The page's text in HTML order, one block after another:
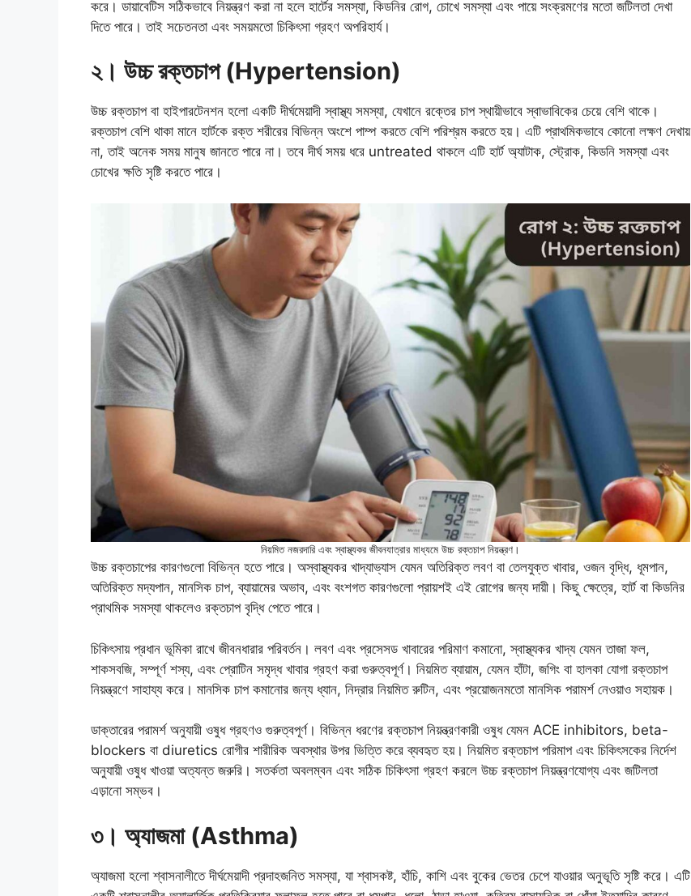
করে। ডায়াবেটিস সঠিকভাবে নিয়ন্ত্রণ করা না হলে হার্টের সমস্যা, কিডনির রোগ, চোখে সমস্যা এবং পায়ে সংক্রমণের মতো জটিলতা দেখা
দিতে পারে। তাই সচেতনতা এবং সময়মতো চিকিৎসা গ্রহণ অপরিহার্য।
২। উচ্চ রক্তচাপ (Hypertension)
উচ্চ রক্তচাপ বা হাইপারটেনশন হলো একটি দীর্ঘমেয়াদী স্বাস্থ্য সমস্যা, যেখানে রক্তের চাপ স্থায়ীভাবে স্বাভাবিকের চেয়ে বেশি থাকে।
রক্তচাপ বেশি থাকা মানে হার্টকে রক্ত শরীরের বিভিন্ন অংশে পাম্প করতে বেশি পরিশ্রম করতে হয়। এটি প্রাথমিকভাবে কোনো লক্ষণ দেখায়
না, তাই অনেক সময় মানুষ জানতে পারে না। তবে দীর্ঘ সময় ধরে untreated থাকলে এটি হার্ট অ্যাটাক, স্ট্রোক, কিডনি সমস্যা এবং
চোখের ক্ষতি সৃষ্টি করতে পারে।
নিয়মিত নজরদারি এবং স্বাস্থ্যকর জীবনযাত্রার মাধ্যমে উচ্চ রক্তচাপ নিয়ন্ত্রণ।
উচ্চ রক্তচাপের কারণগুলো বিভিন্ন হতে পারে। অস্বাস্থ্যকর খাদ্যাভ্যাস যেমন অতিরিক্ত লবণ বা তেলযুক্ত খাবার, ওজন বৃদ্ধি, ধূমপান,
অতিরিক্ত মদ্যপান, মানসিক চাপ, ব্যায়ামের অভাব, এবং বংশগত কারণগুলো প্রায়শই এই রোগের জন্য দায়ী। কিছু ক্ষেত্রে, হার্ট বা কিডনির
প্রাথমিক সমস্যা থাকলেও রক্তচাপ বৃদ্ধি পেতে পারে।
চিকিৎসায় প্রধান ভূমিকা রাখে জীবনধারার পরিবর্তন। লবণ এবং প্রসেসড খাবারের পরিমাণ কমানো, স্বাস্থ্যকর খাদ্য যেমন তাজা ফল,
শাকসবজি, সম্পূর্ণ শস্য, এবং প্রোটিন সমৃদ্ধ খাবার গ্রহণ করা গুরুত্বপূর্ণ। নিয়মিত ব্যায়াম, যেমন হাঁটা, জগিং বা হালকা যোগা রক্তচাপ
নিয়ন্ত্রণে সাহায্য করে। মানসিক চাপ কমানোর জন্য ধ্যান, নিদ্রার নিয়মিত রুটিন, এবং প্রয়োজনমতো মানসিক পরামর্শ নেওয়াও সহায়ক।
ডাক্তারের পরামর্শ অনুযায়ী ওষুধ গ্রহণও গুরুত্বপূর্ণ। বিভিন্ন ধরণের রক্তচাপ নিয়ন্ত্রণকারী ওষুধ যেমন ACE inhibitors, beta-
blockers বা diuretics রোগীর শারীরিক অবস্থার উপর ভিত্তি করে ব্যবহৃত হয়। নিয়মিত রক্তচাপ পরিমাপ এবং চিকিৎসকের নির্দেশ
অনুযায়ী ওষুধ খাওয়া অত্যন্ত জরুরি। সতর্কতা অবলম্বন এবং সঠিক চিকিৎসা গ্রহণ করলে উচ্চ রক্তচাপ নিয়ন্ত্রণযোগ্য এবং জটিলতা
এড়ানো সম্ভব।
৩। অ্যাজমা (Asthma)
অ্যাজমা হলো শ্বাসনালীতে দীর্ঘমেয়াদী প্রদাহজনিত সমস্যা, যা শ্বাসকষ্ট, হাঁচি, কাশি এবং বুকের ভেতর চেপে যাওয়ার অনুভূতি সৃষ্টি করে। এটি